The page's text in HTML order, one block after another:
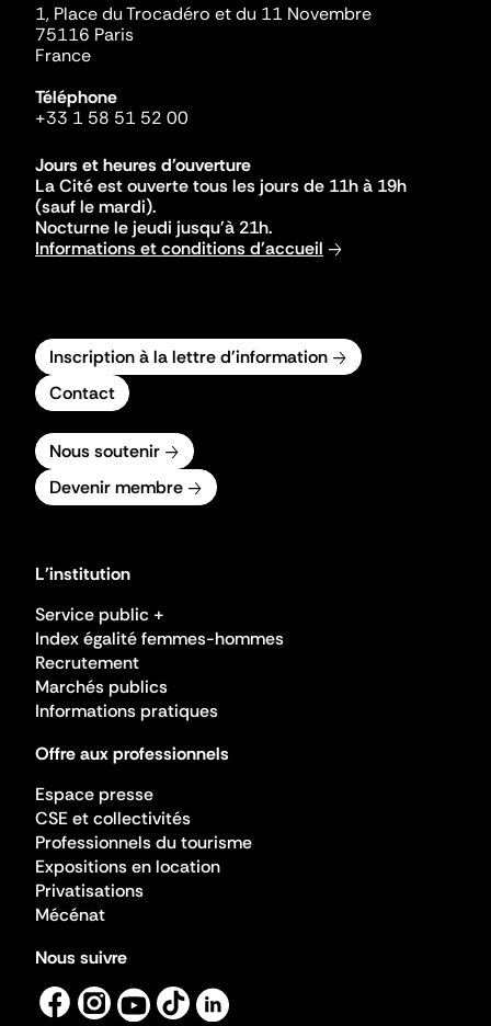
1, Place du Trocadéro et du 11 Novembre
75116 Paris
France
Téléphone
+33 1 58 51 52 00
Jours et heures d'ouverture
La Cité est ouverte tous les jours de 11h à 19h
(sauf le mardi).
Nocturne le jeudi jusqu'à 21h.
Informations et conditions d'accueil
Inscription à la lettre d'information
Contact
Nous soutenir
Devenir membre
L'institution
Service public +
Index égalité femmes-hommes
Recrutement
Marchés publics
Informations pratiques
Offre aux professionnels
Espace presse
CSE et collectivités
Professionnels du tourisme
Expositions en location
Privatisations
Mécénat
Nous suivre